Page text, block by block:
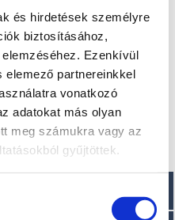
és hirdetések személyre
biztosításához,
Ezenkívül
elemező partnereinkkel
vonatkozó
adatokat más olyan
meg számukra vagy az
gyűjtöttek.
T270 DA
Kérje ajánlatunkat!